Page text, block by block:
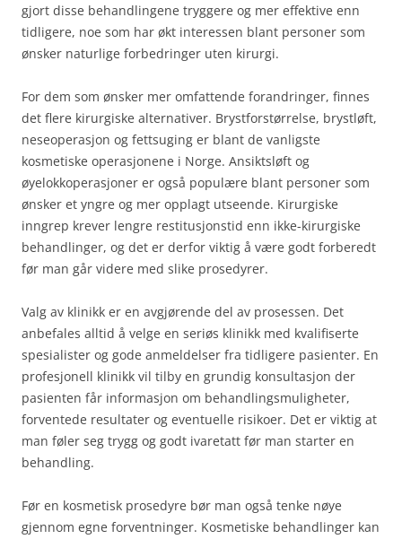
gjort disse behandlingene tryggere og mer effektive enn
tidligere, noe som har økt interessen blant personer som
ønsker naturlige forbedringer uten kirurgi.
For dem som ønsker mer omfattende forandringer, finnes
det flere kirurgiske alternativer. Brystforstørrelse, brystløft,
neseoperasjon og fettsuging er blant de vanligste
kosmetiske operasjonene i Norge. Ansiktsløft og
øyelokkoperasjoner er også populære blant personer som
ønsker et yngre og mer opplagt utseende. Kirurgiske
inngrep krever lengre restitusjonstid enn ikke-kirurgiske
behandlinger, og det er derfor viktig å være godt forberedt
før man går videre med slike prosedyrer.
Valg av klinikk er en avgjørende del av prosessen. Det
anbefales alltid å velge en seriøs klinikk med kvalifiserte
spesialister og gode anmeldelser fra tidligere pasienter. En
profesjonell klinikk vil tilby en grundig konsultasjon der
pasienten får informasjon om behandlingsmuligheter,
forventede resultater og eventuelle risikoer. Det er viktig at
man føler seg trygg og godt ivaretatt før man starter en
behandling.
Før en kosmetisk prosedyre bør man også tenke nøye
gjennom egne forventninger. Kosmetiske behandlinger kan